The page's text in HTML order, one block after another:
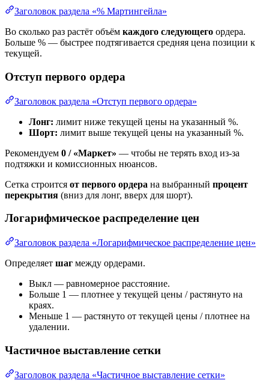
Заголовок раздела «% Мартингейла»
Во сколько раз растёт объём каждого следующего ордера.
Больше % — быстрее подтягивается средняя цена позиции к
текущей.
Отступ первого ордера
Заголовок раздела «Отступ первого ордера»
Лонг: лимит ниже текущей цены на указанный %.
Шорт: лимит выше текущей цены на указанный %.
Рекомендуем 0 / «Маркет» — чтобы не терять вход из-за
подтяжки и комиссионных нюансов.
Сетка строится от первого ордера на выбранный процент
перекрытия (вниз для лонг, вверх для шорт).
Логарифмическое распределение цен
Заголовок раздела «Логарифмическое распределение цен»
Определяет шаг между ордерами.
Выкл — равномерное расстояние.
Больше 1 — плотнее у текущей цены / растянуто на
краях.
Меньше 1 — растянуто от текущей цены / плотнее на
удалении.
Частичное выставление сетки
Заголовок раздела «Частичное выставление сетки»